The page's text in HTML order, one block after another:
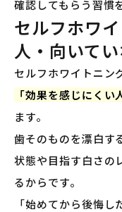
確認してもらう習慣
セルフホワ
人・向いて
セルフホワイトニン
「効果を感じにく
ます。
歯そのものを漂白す
状態や目指す白さの
るからです。
「始めてから後悔